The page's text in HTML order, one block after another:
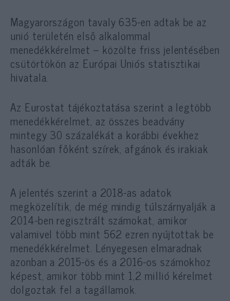
Magyarországon tavaly 635-en adtak be az
unió területén első alkalommal
menedékkérelmet – közölte friss jelentésében
csütörtökön az Európai Uniós statisztikai
hivatala.
Az Eurostat tájékoztatása szerint a legtöbb
menedékkérelmet, az összes beadvány
mintegy 30 százalékát a korábbi évekhez
hasonlóan főként szírek, afgánok és irakiak
adták be.
A jelentés szerint a 2018-as adatok
megközelítik, de még mindig túlszárnyalják a
2014-ben regisztrált számokat, amikor
valamivel több mint 562 ezren nyújtottak be
menedékkérelmet. Lényegesen elmaradnak
azonban a 2015-ös és a 2016-os számokhoz
képest, amikor több mint 1,2 millió kérelmet
dolgoztak fel a tagállamok.